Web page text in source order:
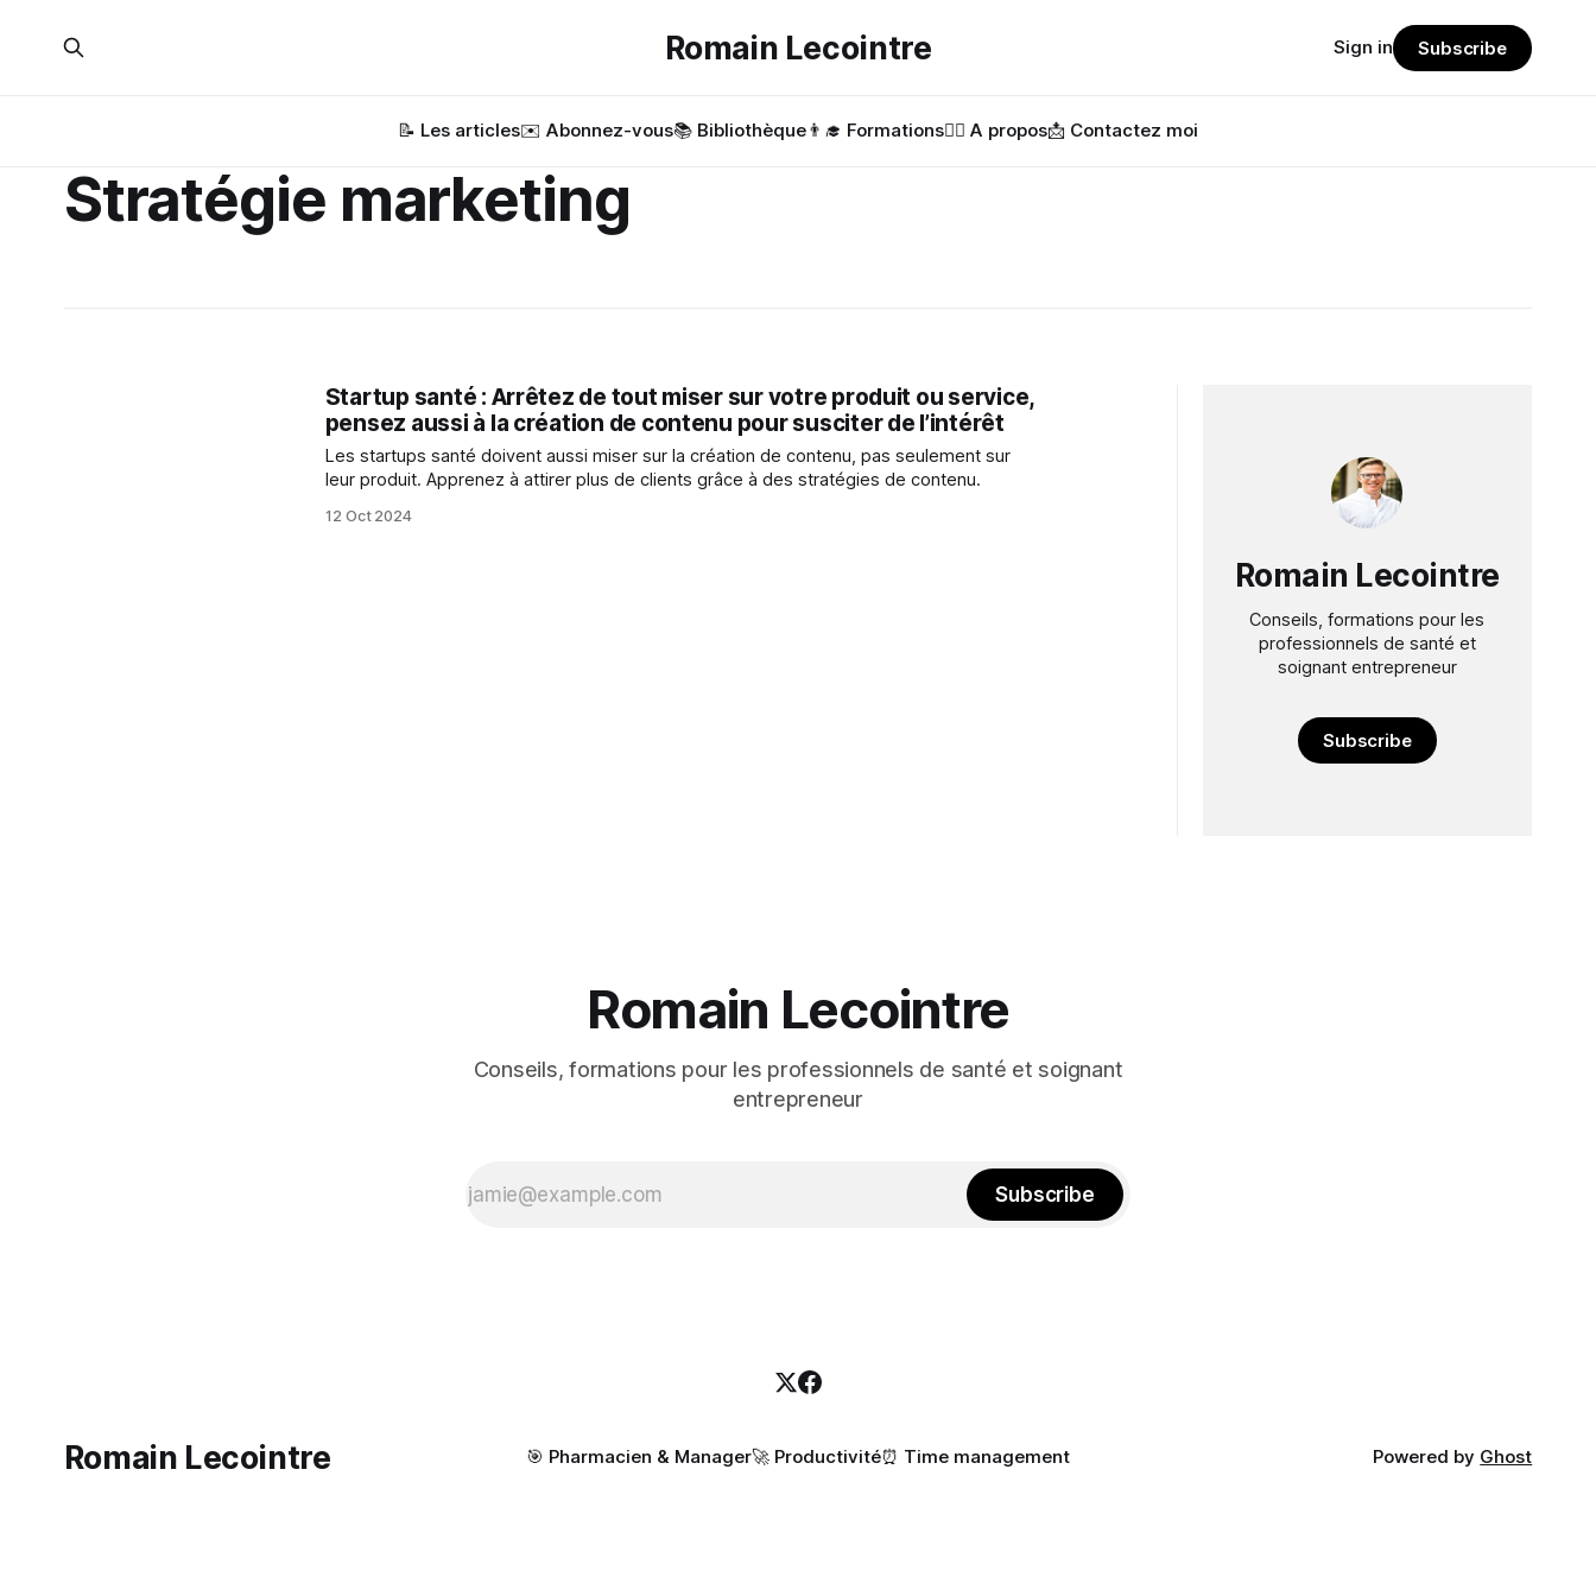
Romain Lecointre
📝 Les articles✉️ Abonnez-vous📚 Bibliothèque👨‍🎓 Formations✍🏻 A propos📩 Contactez moi
Sign in Subscribe
Stratégie marketing
Startup santé : Arrêtez de tout miser sur votre produit ou service,
pensez aussi à la création de contenu pour susciter de l’intérêt
Les startups santé doivent aussi miser sur la création de contenu, pas seulement sur
leur produit. Apprenez à attirer plus de clients grâce à des stratégies de contenu.
12 Oct 2024
Romain Lecointre
Conseils, formations pour les
professionnels de santé et
soignant entrepreneur
Subscribe
Romain Lecointre
Conseils, formations pour les professionnels de santé et soignant
entrepreneur
Subscribe
Romain Lecointre 🎯 Pharmacien & Manager🚀 Productivité⏰ Time management Powered by Ghost